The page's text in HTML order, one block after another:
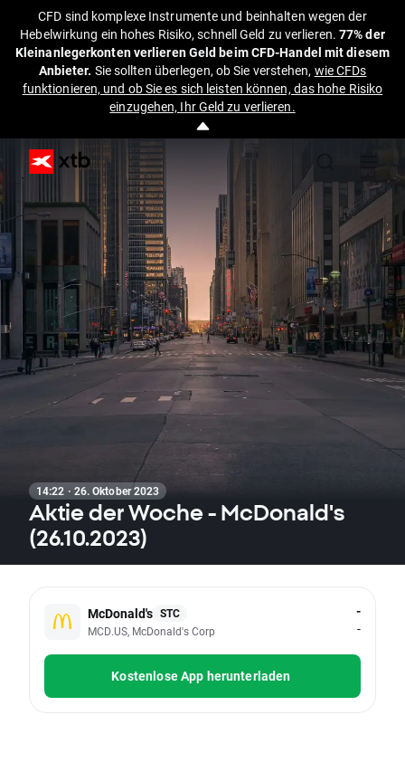
CFD sind komplexe Instrumente und beinhalten wegen der
Hebelwirkung ein hohes Risiko, schnell Geld zu verlieren.77% der
Kleinanlegerkonten verlieren Geld beim CFD-Handel mit diesem
Anbieter. Sie sollten überlegen, ob Sie verstehen, wie CFDs
funktionieren, und ob Sie es sich leisten können, das hohe Risiko
einzugehen, Ihr Geld zu verlieren.
14:22 · 26. Oktober 2023
Aktie der Woche - McDonald's
(26.10.2023)
McDonald's STC
MCD.US, McDonald's Corp
-
-
Kostenlose App herunterladen